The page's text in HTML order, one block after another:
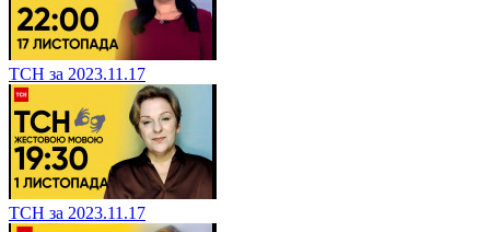
ТСН за 2023.11.17
ТСН за 2023.11.17